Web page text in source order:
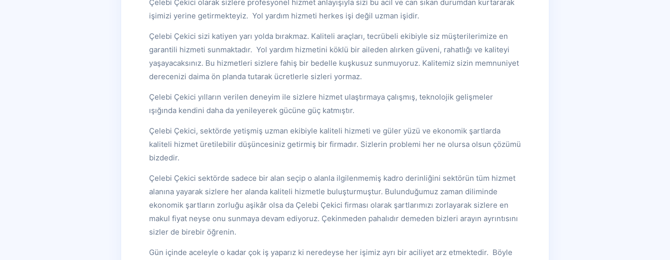
Çelebi Çekici olarak sizlere profesyonel hizmet anlayışıyla sizi bu acil ve can sıkan durumdan kurtararak
işimizi yerine getirmekteyiz. Yol yardım hizmeti herkes işi değil uzman işidir.
Çelebi Çekici sizi katiyen yarı yolda bırakmaz. Kaliteli araçları, tecrübeli ekibiyle siz müşterilerimize en
garantili hizmeti sunmaktadır. Yol yardım hizmetini köklü bir aileden alırken güveni, rahatlığı ve kaliteyi
yaşayacaksınız. Bu hizmetleri sizlere fahiş bir bedelle kuşkusuz sunmuyoruz. Kalitemiz sizin memnuniyet
derecenizi daima ön planda tutarak ücretlerle sizleri yormaz.
Çelebi Çekici yılların verilen deneyim ile sizlere hizmet ulaştırmaya çalışmış, teknolojik gelişmeler
ışığında kendini daha da yenileyerek gücüne güç katmıştır.
Çelebi Çekici, sektörde yetişmiş uzman ekibiyle kaliteli hizmeti ve güler yüzü ve ekonomik şartlarda
kaliteli hizmet üretilebilir düşüncesiniz getirmiş bir firmadır. Sizlerin problemi her ne olursa olsun çözümü
bizdedir.
Çelebi Çekici sektörde sadece bir alan seçip o alanla ilgilenmemiş kadro derinliğini sektörün tüm hizmet
alanına yayarak sizlere her alanda kaliteli hizmetle buluşturmuştur. Bulunduğumuz zaman diliminde
ekonomik şartların zorluğu aşikâr olsa da Çelebi Çekici firması olarak şartlarımızı zorlayarak sizlere en
makul fiyat neyse onu sunmaya devam ediyoruz. Çekinmeden pahalıdır demeden bizleri arayın ayrıntısını
sizler de birebir öğrenin.
Gün içinde aceleyle o kadar çok iş yaparız ki neredeyse her işimiz ayrı bir aciliyet arz etmektedir. Böyle